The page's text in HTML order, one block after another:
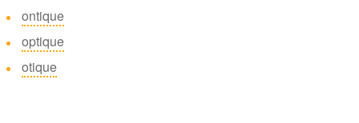
ontique
optique
otique